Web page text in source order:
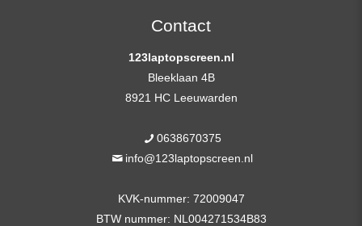
Contact
123laptopscreen.nl
Bleeklaan 4B
8921 HC Leeuwarden
0638670375
info@123laptopscreen.nl
KVK-nummer: 72009047
BTW nummer: NL004271534B83